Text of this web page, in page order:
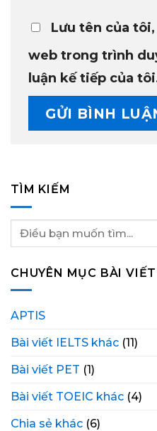
Lưu tên của
web trong trình
luận kế tiếp của
TÌM KIẾM
CHUYÊN MỤC BÀI VIẾT
APTIS
Bài viết IELTS khác (11)
Bài viết PET (1)
Bài viết TOEIC khác (4)
Chia sẻ khác (6)